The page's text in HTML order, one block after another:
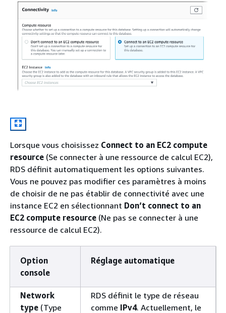
Lorsque vous choisissez Connect to an EC2 compute
resource (Se connecter à une ressource de calcul EC2),
RDS définit automatiquement les options suivantes.
Vous ne pouvez pas modifier ces paramètres à moins
de choisir de ne pas établir de connectivité avec une
instance EC2 en sélectionnant Don’t connect to an
EC2 compute resource (Ne pas se connecter à une
ressource de calcul EC2).
Option
console
Réglage automatique
Network
type (Type
RDS définit le type de réseau
comme IPv4. Actuellement, le